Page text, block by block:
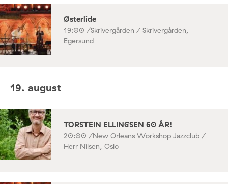
Østerlide
19:00 /Skrivergården / Skrivergården,
Egersund
19. august
TORSTEIN ELLINGSEN 60 ÅR!
20:00 /New Orleans Workshop Jazzclub /
Herr Nilsen, Oslo